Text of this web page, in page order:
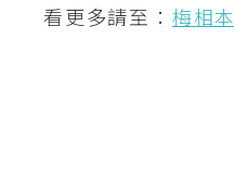
看更多請至： 梅相